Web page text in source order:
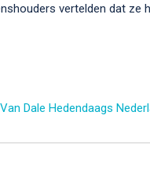
vertelden dat ze
Van Dale Hedendaags